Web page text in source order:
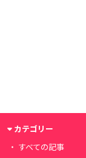
カテゴリー
すべての記事